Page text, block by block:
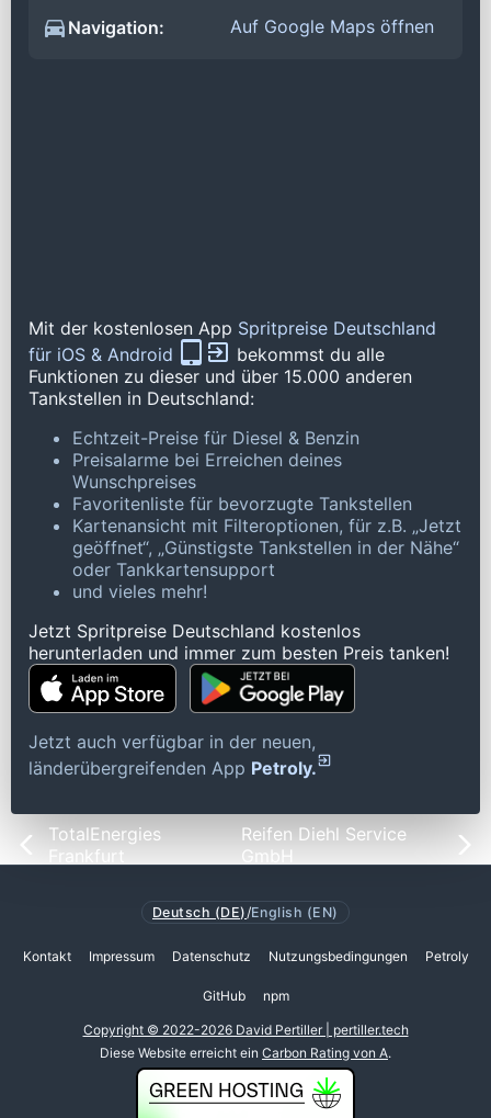
Navigation:
Auf Google Maps öffnen
Mit der kostenlosen App Spritpreise Deutschland
für iOS & Android
bekommst du alle
Funktionen zu dieser und über 15.000 anderen
Tankstellen in Deutschland:
Echtzeit-Preise für Diesel & Benzin
Preisalarme bei Erreichen deines
Wunschpreises
Favoritenliste für bevorzugte Tankstellen
Kartenansicht mit Filteroptionen, für z.B. „Jetzt
geöffnet“, „Günstigste Tankstellen in der Nähe“
oder Tankkartensupport
und vieles mehr!
Jetzt Spritpreise Deutschland kostenlos
herunterladen und immer zum besten Preis tanken!
Jetzt auch verfügbar in der neuen,
länderübergreifenden App Petroly.
TotalEnergies
Frankfurt
Reifen Diehl Service
GmbH
Deutsch (DE) /English (EN)
Kontakt Impressum Datenschutz Nutzungsbedingungen Petroly
GitHub npm
Copyright © 2022-2026 David Pertiller | pertiller.tech
Diese Website erreicht ein Carbon Rating von A.